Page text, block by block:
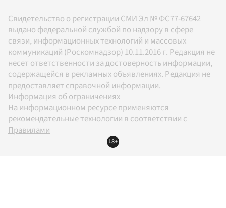
Свидетельство о регистрации СМИ Эл № ФС77-67642
выдано федеральной службой по надзору в сфере
связи, информационных технологий и массовых
коммуникаций (Роскомнадзор) 10.11.2016 г. Редакция не
несет ответственности за достоверность информации,
содержащейся в рекламных объявлениях. Редакция не
предоставляет справочной информации.
Информация об ограничениях
На информационном ресурсе применяются
рекомендательные технологии в соответствии с
Правилами
18+